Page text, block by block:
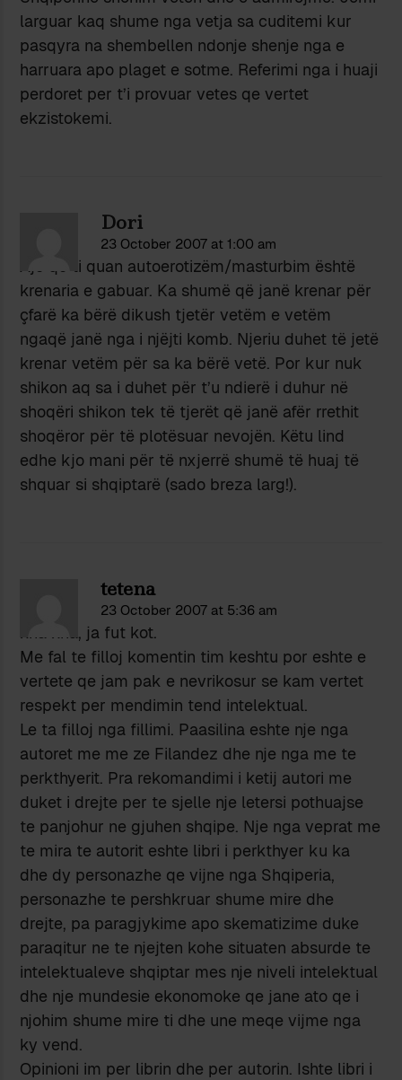
larguar kaq shume nga vetja sa cuditemi kur
pasqyra na shembellen ndonje shenje nga e
harruara apo plaget e sotme. Referimi nga i huaji
perdoret per t’i provuar vetes qe vertet
ekzistokemi.
Dori
23 October 2007 at 1:00 am
Ajo që ti quan autoerotizëm/masturbim është
krenaria e gabuar. Ka shumë që janë krenar për
çfarë ka bërë dikush tjetër vetëm e vetëm
ngaqë janë nga i njëjti komb. Njeriu duhet të jetë
krenar vetëm për sa ka bërë vetë. Por kur nuk
shikon aq sa i duhet për t’u ndierë i duhur në
shoqëri shikon tek të tjerët që janë afër rrethit
shoqëror për të plotësuar nevojën. Këtu lind
edhe kjo mani për të nxjerrë shumë të huaj të
shquar si shqiptarë (sado breza larg!).
tetena
23 October 2007 at 5:36 am
xha xha, ja fut kot.
Me fal te filloj komentin tim keshtu por eshte e
vertete qe jam pak e nevrikosur se kam vertet
respekt per mendimin tend intelektual.
Le ta filloj nga fillimi. Paasilina eshte nje nga
autoret me me ze Filandez dhe nje nga me te
perkthyerit. Pra rekomandimi i ketij autori me
duket i drejte per te sjelle nje letersi pothuajse
te panjohur ne gjuhen shqipe. Nje nga veprat me
te mira te autorit eshte libri i perkthyer ku ka
dhe dy personazhe qe vijne nga Shqiperia,
personazhe te pershkruar shume mire dhe
drejte, pa paragjykime apo skematizime duke
paraqitur ne te njejten kohe situaten absurde te
intelektualeve shqiptar mes nje niveli intelektual
dhe nje mundesie ekonomoke qe jane ato qe i
njohim shume mire ti dhe une meqe vijme nga
ky vend.
Opinioni im per librin dhe per autorin. Ishte libri i